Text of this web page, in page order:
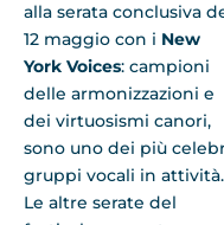
alla serata conclusiva
12 maggio con i New
York Voices: campioni
delle armonizzazioni e
dei virtuosismi canori,
sono uno dei più
gruppi vocali in attività.
Le altre serate del